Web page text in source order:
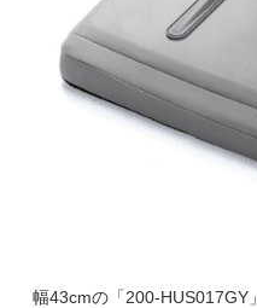
幅43cmの「200-HUS017GY」